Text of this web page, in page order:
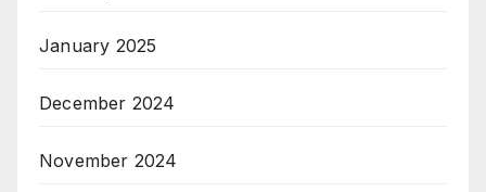
January 2025
December 2024
November 2024